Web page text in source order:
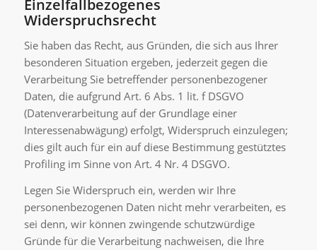
Einzelfallbezogenes
Widerspruchsrecht
Sie haben das Recht, aus Gründen, die sich aus Ihrer
besonderen Situation ergeben, jederzeit gegen die
Verarbeitung Sie betreffender personenbezogener
Daten, die aufgrund Art. 6 Abs. 1 lit. f DSGVO
(Datenverarbeitung auf der Grundlage einer
Interessenabwägung) erfolgt, Widerspruch einzulegen;
dies gilt auch für ein auf diese Bestimmung gestütztes
Profiling im Sinne von Art. 4 Nr. 4 DSGVO.
Legen Sie Widerspruch ein, werden wir Ihre
personenbezogenen Daten nicht mehr verarbeiten, es
sei denn, wir können zwingende schutzwürdige
Gründe für die Verarbeitung nachweisen, die Ihre